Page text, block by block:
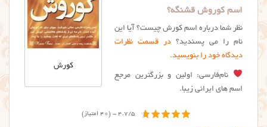
کورش
اسم کوروش قشنگه؟
نظر شما درباره اسم کورش چیست؟ آیا این
نام را می پسندید؟ در قسمت نظرات
دیدگاه خود را بنویسید.
نام‌فارسی: اولین و بزرگترین مرجع
اسم های ایرانی زیبا.
4.7/5 - (40 امتیاز)